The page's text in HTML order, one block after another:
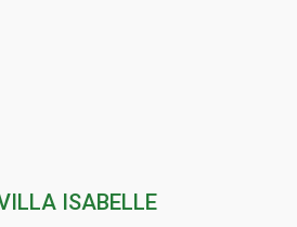
ISABELLE